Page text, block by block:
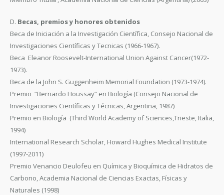
D. Becas, premios y honores obtenidos
Beca de Iniciación a la Investigación Científica, Consejo Nacional de
Investigaciones Científicas y Tecnicas (1966-1967).
Beca Eleanor Roosevelt-International Union Against Cancer(1972-
1973).
Beca de la John S. Guggenheim Memorial Foundation (1973-1974).
Premio “Bernardo Houssay” en Biología (Consejo Nacional de
Investigaciones Científicas y Técnicas, Argentina, 1987)
Premio en Biología (Third World Academy of Sciences,Trieste, Italia,
1994)
International Research Scholar, Howard Hughes Medical Institute
(1997-2011)
Premio Venancio Deulofeu en Química y Bioquímica de Hidratos de
Carbono, Academia Nacional de Ciencias Exactas, Físicas y
Naturales (1998)